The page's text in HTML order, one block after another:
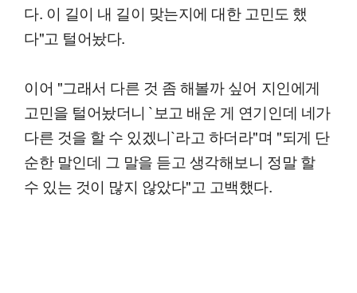
다. 이 길이 내 길이 맞는지에 대한 고민도 했
다"고 털어놨다.
이어 "그래서 다른 것 좀 해볼까 싶어 지인에게
고민을 털어놨더니 `보고 배운 게 연기인데 네가
다른 것을 할 수 있겠니`라고 하더라"며 "되게 단
순한 말인데 그 말을 듣고 생각해보니 정말 할
수 있는 것이 많지 않았다"고 고백했다.